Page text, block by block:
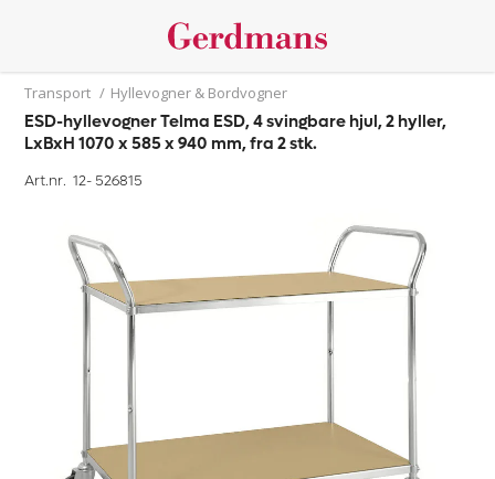
Transport / Hyllevogner & Bordvogner
ESD-hyllevogner Telma ESD, 4 svingbare hjul, 2 hyller,
LxBxH 1070 x 585 x 940 mm, fra 2 stk.
Art.nr. 12- 526815